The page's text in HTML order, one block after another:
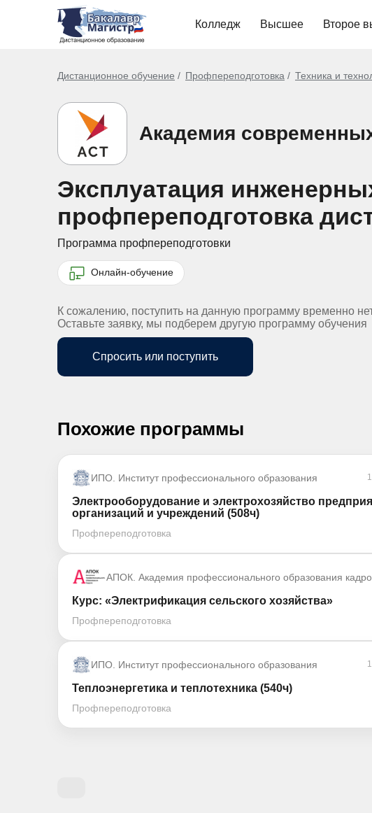
Колледж Высшее Второе
Дистанционное обучение Профпереподготовка Техника и
Академия
Эксплуатация
профпереподготовка
Программа профпереподготовки
Онлайн-обучение
К сожалению, поступить на данную программу временно
Оставьте заявку, мы подберем другую программу обучения
Спросить или поступить
Похожие программы
ИПО. Институт профессионального образования
Электрооборудование и электрохозяйство
организаций и учреждений (508ч)
Профпереподготовка
АПОК. Академия профессионального образования
Курс: «Электрификация сельского хозяйства»
Профпереподготовка
ИПО. Институт профессионального образования
Теплоэнергетика и теплотехника (540ч)
Профпереподготовка